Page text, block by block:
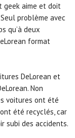
aime et doit
problème avec
qu’à deux
format
DeLorean et
Non
voitures ont été
été recyclés, car
subi des accidents.